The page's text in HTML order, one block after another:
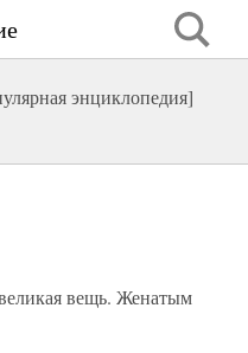
энциклопедия]
вещь. Женатым